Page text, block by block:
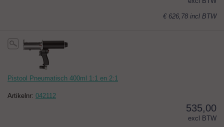
€ 626,78 incl BTW
Pistool Pneumatisch 400ml 1:1 en 2:1
Artikelnr: 042112
535,00
excl BTW